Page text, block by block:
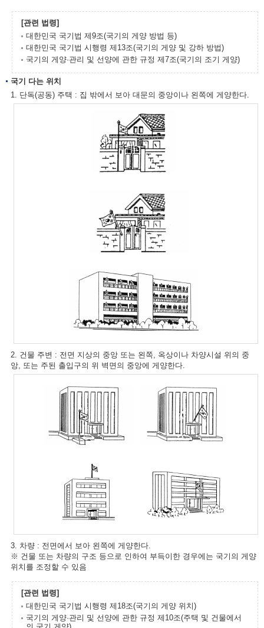
[관련 법령]
대한민국 국기법 제9조(국기의 게양 방법 등)
대한민국 국기법 시행령 제13조(국기의 게양 및 강하 방법)
국기의 게양·관리 및 선양에 관한 규정 제7조(국기의 조기 게양)
국기 다는 위치
1. 단독(공동) 주택 : 집 밖에서 보아 대문의 중앙이나 왼쪽에 게양한다.
2. 건물 주변 : 전면 지상의 중앙 또는 왼쪽, 옥상이나 차양시설 위의 중
앙, 또는 주된 출입구의 위 벽면의 중앙에 게양한다.
3. 차량 : 전면에서 보아 왼쪽에 게양한다.
※ 건물 또는 차량의 구조 등으로 인하여 부득이한 경우에는 국기의 게양
위치를 조정할 수 있음
[관련 법령]
대한민국 국기법 시행령 제18조(국기의 게양 위치)
국기의 게양·관리 및 선양에 관한 규정 제10조(주택 및 건물에서